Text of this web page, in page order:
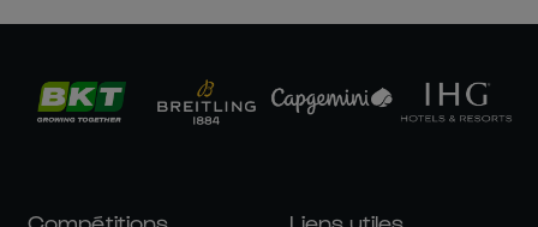
Compétitions Liens utiles